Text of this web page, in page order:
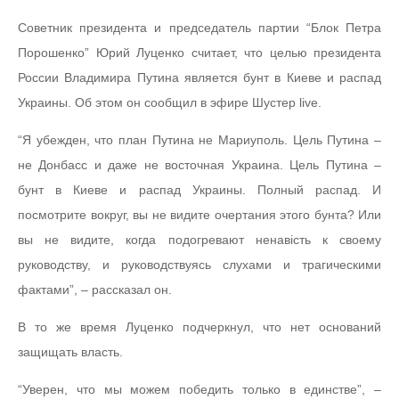
Советник президента и председатель партии “Блок Петра
Порошенко” Юрий Луценко считает, что целью президента
России Владимира Путина является бунт в Киеве и распад
Украины. Об этом он сообщил в эфире Шустер live.
“Я убежден, что план Путина не Мариуполь. Цель Путина –
не Донбасс и даже не восточная Украина. Цель Путина –
бунт в Киеве и распад Украины. Полный распад. И
посмотрите вокруг, вы не видите очертания этого бунта? Или
вы не видите, когда подогревают ненавість к своему
руководству, и руководствуясь слухами и трагическими
фактами”, – рассказал он.
В то же время Луценко подчеркнул, что нет оснований
защищать власть.
“Уверен, что мы можем победить только в единстве”, –